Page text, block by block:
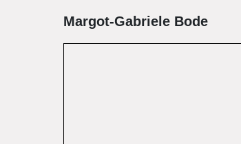
Margot-Gabriele Bode